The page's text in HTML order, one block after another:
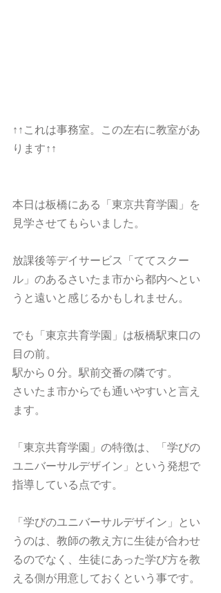
↑↑これは事務室。この左右に教室があ
ります↑↑
本日は板橋にある「東京共育学園」を
見学させてもらいました。
放課後等デイサービス「ててスクー
ル」のあるさいたま市から都内へとい
うと遠いと感じるかもしれません。
でも「東京共育学園」は板橋駅東口の
目の前。
駅から０分。駅前交番の隣です。
さいたま市からでも通いやすいと言え
ます。
「東京共育学園」の特徴は、「学びの
ユニバーサルデザイン」という発想で
指導している点です。
「学びのユニバーサルデザイン」とい
うのは、教師の教え方に生徒が合わせ
るのでなく、生徒にあった学び方を教
える側が用意しておくという事です。